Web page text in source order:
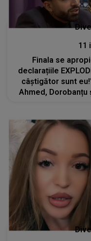
11
Finala se
declarațiile
câștigător sunt
Ahmed, Dorobanțu